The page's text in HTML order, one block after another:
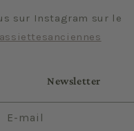
sur Instagram sur le
Newsletter
E-mail